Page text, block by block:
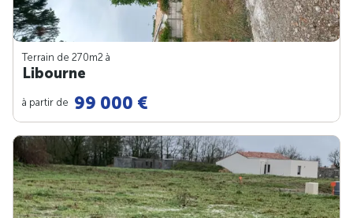
Terrain de 270m2 à
Libourne
à partir de 99 000 €